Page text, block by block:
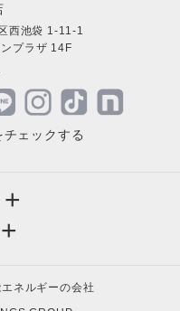
西池袋 1-11-1
プラザ 14F
ェックする
+
+
ネルギーの会社